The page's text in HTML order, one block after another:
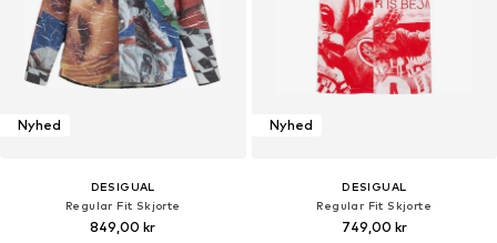
Nyhed
DESIGUAL
Regular Fit Skjorte
849,00 kr
Nyhed
DESIGUAL
Regular Fit Skjorte
749,00 kr